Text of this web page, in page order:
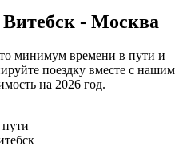
- Москва
минимум времени в пути и
поездку вместе с нашим
на 2026 год.